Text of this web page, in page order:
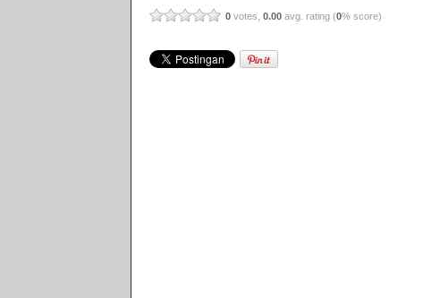
0 votes, 0.00 avg. rating (0% score)